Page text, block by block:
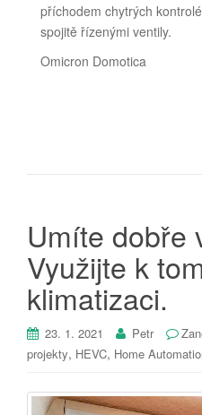
příchodem chytrých
spojitě řízenými ventily.
Omicron Domotica
Umíte dobře
Využijte k
klimatizaci.
23. 1. 2021 Petr
projekty, HEVC, Home